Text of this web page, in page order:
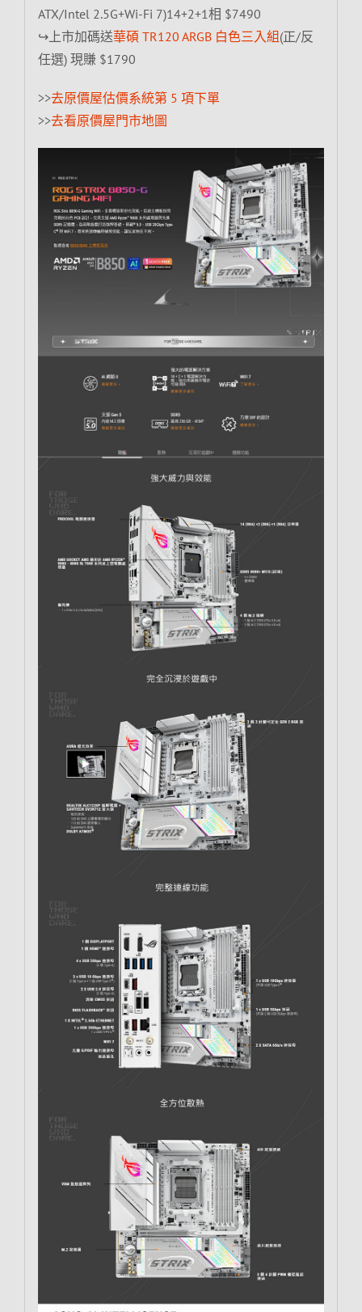
ATX/Intel 2.5G+Wi-Fi 7)14+2+1相 $7490
↪上市加碼送華碩 TR120 ARGB 白色三入組(正/反
任選) 現賺 $1790
>>去原價屋估價系統第 5 項下單
>>去看原價屋門市地圖